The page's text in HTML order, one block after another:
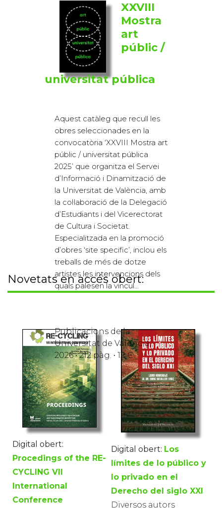
XXVIII
Mostra
art
públic /
universitat pública
Aquest catàleg que recull les
obres seleccionades en la
convocatòria ‘XXVIII Mostra art
públic / universitat pública
2025’ que organitza el Servei
d’Informació i Dinamització de
la Universitat de València, amb
la col·laboració de la Delegació
d’Estudiants i del Vicerectorat
de Cultura i Societat.
Especialitzada en la promoció
d’obres ‘site specific’, inclou els
treballs de més de dotze
artistes les intervencions dels
quals palesen la vincul...
Publicacions de la
Universitat de València,
2026 • 212 pàg. • 12 €
Novetats en accés obert:
Digital obert:
Procedings of the RE-
CYCLING VII
International
Conference
Digital obert: Los
límites de lo público y
lo privado en el
Derecho del siglo XXI
Diversos autors